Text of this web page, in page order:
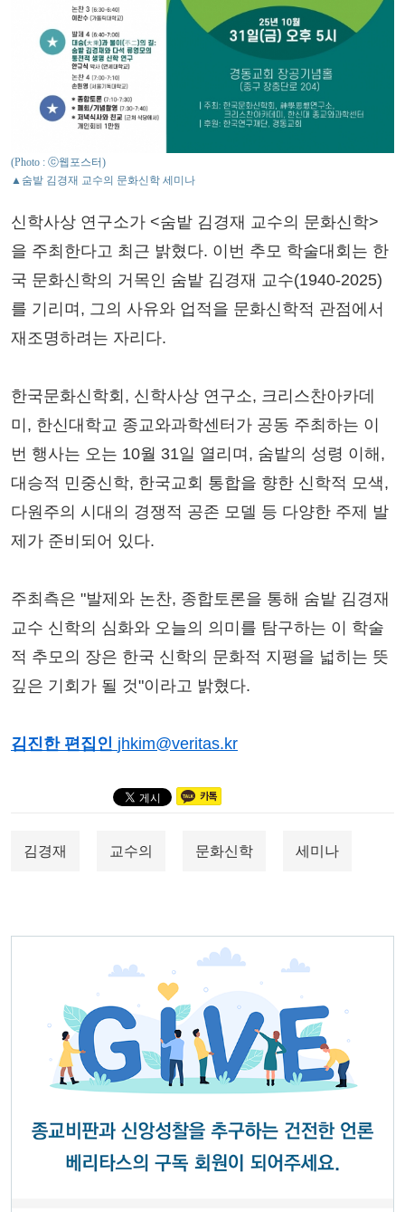
(Photo : ⓒ웹포스터)
▲숨밭 김경재 교수의 문화신학 세미나
신학사상 연구소가 <숨밭 김경재 교수의 문화신학>
을 주최한다고 최근 밝혔다. 이번 추모 학술대회는 한
국 문화신학의 거목인 숨밭 김경재 교수(1940-2025)
를 기리며, 그의 사유와 업적을 문화신학적 관점에서
재조명하려는 자리다.
한국문화신학회, 신학사상 연구소, 크리스찬아카데
미, 한신대학교 종교와과학센터가 공동 주최하는 이
번 행사는 오는 10월 31일 열리며, 숨밭의 성령 이해,
대승적 민중신학, 한국교회 통합을 향한 신학적 모색,
다원주의 시대의 경쟁적 공존 모델 등 다양한 주제 발
제가 준비되어 있다.
주최측은 "발제와 논찬, 종합토론을 통해 숨밭 김경재
교수 신학의 심화와 오늘의 의미를 탐구하는 이 학술
적 추모의 장은 한국 신학의 문화적 지평을 넓히는 뜻
깊은 기회가 될 것"이라고 밝혔다.
김진한 편집인 jhkim@veritas.kr
김경재 교수의 문화신학 세미나